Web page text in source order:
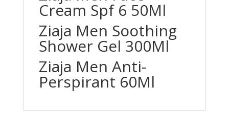
Cream Spf 6 50Ml
Ziaja Men Soothing
Shower Gel 300Ml
Ziaja Men Anti-
Perspirant 60Ml